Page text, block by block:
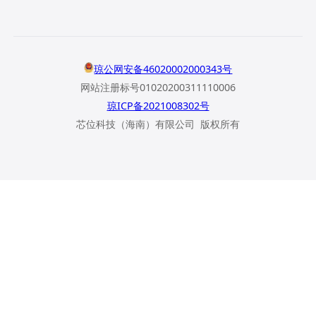
琼公网安备46020002000343号
网站注册标号01020200311110006
琼ICP备2021008302号
芯位科技（海南）有限公司 版权所有